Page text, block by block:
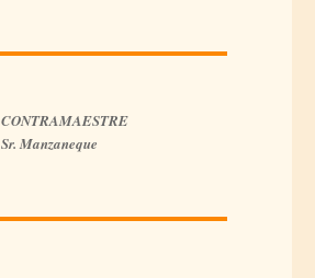
CONTRAMAESTRE
Sr. Manzaneque